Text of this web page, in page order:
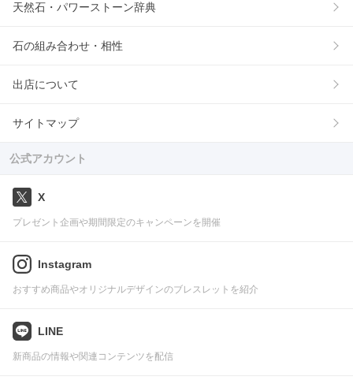
天然石・パワーストーン辞典
石の組み合わせ・相性
出店について
サイトマップ
公式アカウント
X
プレゼント企画や期間限定のキャンペーンを開催
Instagram
おすすめ商品やオリジナルデザインのブレスレットを紹介
LINE
新商品の情報や関連コンテンツを配信